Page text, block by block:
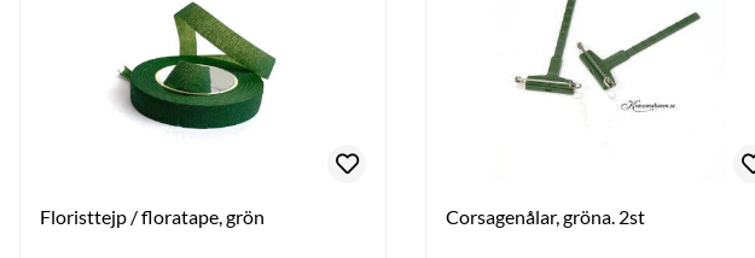
Floristtejp / floratape, grön Corsagenålar, gröna. 2st